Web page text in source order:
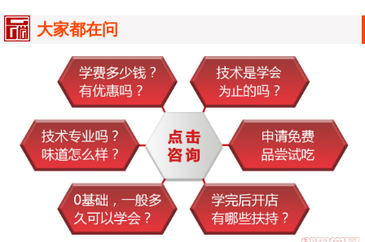
大家都在问